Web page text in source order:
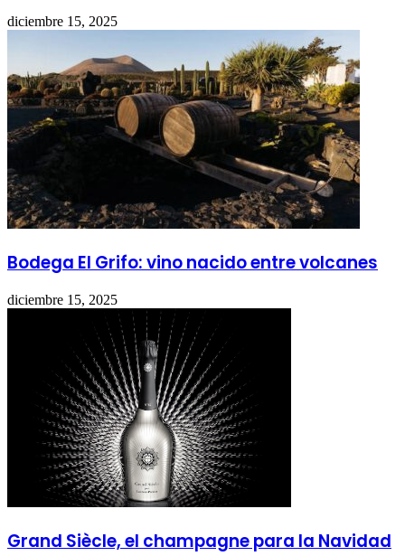
diciembre 15, 2025
Bodega El Grifo: vino nacido entre volcanes
diciembre 15, 2025
Grand Siècle, el champagne para la Navidad